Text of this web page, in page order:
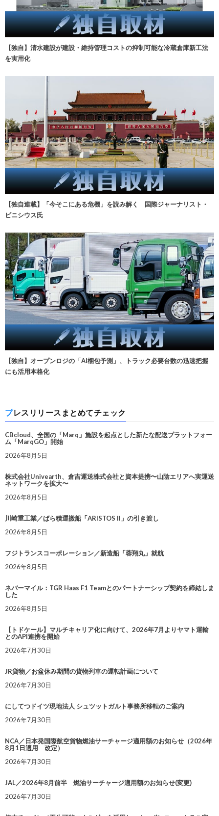
【独自】清水建設が建設・維持管理コストの抑制可能な冷蔵倉庫新工法
を実用化
【独自連載】「今そこにある危機」を読み解く 国際ジャーナリスト・
ビニシウス氏
【独自】オープンロジの「AI梱包予測」、トラック必要台数の迅速把握
にも活用本格化
プレスリリースまとめてチェック
CBcloud、全国の「Marq」施設を起点とした新たな配送プラットフォー
ム「MarqGO」開始
2026年8月5日
株式会社Univearth、倉吉運送株式会社と資本提携〜山陰エリアへ実運送
ネットワークを拡大〜
2026年8月5日
川崎重工業／ばら積運搬船「ARISTOS II」の引き渡し
2026年8月5日
フジトランスコーポレーション／新造船「蓉翔丸」就航
2026年8月5日
ネバーマイル：TGR Haas F1 Teamとのパートナーシップ契約を締結しま
した
2026年8月5日
【トドケール】マルチキャリア化に向けて、2026年7月よりヤマト運輸
とのAPI連携を開始
2026年7月30日
JR貨物／お盆休み期間の貨物列車の運転計画について
2026年7月30日
にしてつドイツ現地法人 シュツットガルト事務所移転のご案内
2026年7月30日
NCA／日本発国際航空貨物燃油サーチャージ適用額のお知らせ（2026年
8月1日適用 改定）
2026年7月30日
JAL／2026年8月前半 燃油サーチャージ適用額のお知らせ(変更)
2026年7月30日